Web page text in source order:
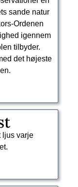
sande natur
Ordenen
igennem
tilbyder.
det højeste
ljus varje